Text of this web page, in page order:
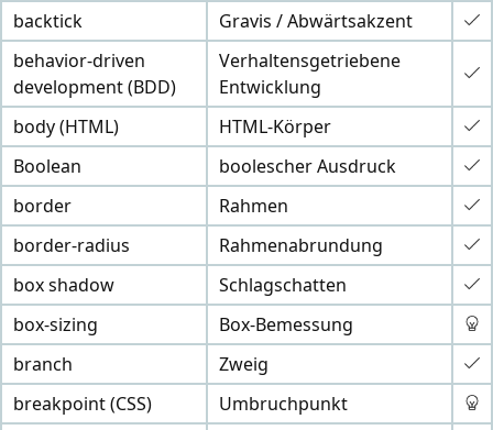
backtick
Gravis / Abwärtsakzent
behavior-driven
development (BDD)
Verhaltensgetriebene
Entwicklung
body (HTML)
HTML-Körper
Boolean
boolescher Ausdruck
border
Rahmen
border-radius
Rahmenabrundung
box shadow
Schlagschatten
box-sizing
Box-Bemessung
branch
Zweig
breakpoint (CSS)
Umbruchpunkt